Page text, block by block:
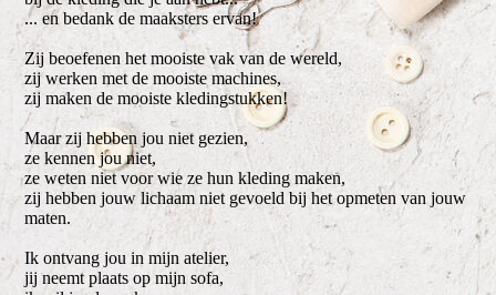
... en bedank de maaksters ervan!
Zij beoefenen het mooiste vak van de wereld,
zij werken met de mooiste machines,
zij maken de mooiste kledingstukken!
Maar zij hebben jou niet gezien,
ze kennen jou niet,
ze weten niet voor wie ze hun kleding maken,
zij hebben jouw lichaam niet gevoeld bij het opmeten van jouw
maten.
Ik ontvang jou in mijn atelier,
jij neemt plaats op mijn sofa,